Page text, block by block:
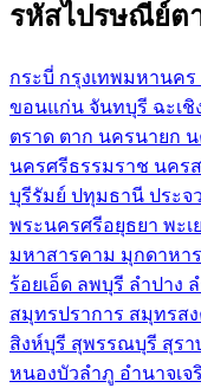
รหัสไปรษณีย์ต
กระบี่ กรุงเทพมหานคร
ขอนแก่น จันทบุรี ฉะเชิ
ตราด ตาก นครนายก
นครศรีธรรมราช นคร
บุรีรัมย์ ปทุมธานี ประจ
พระนครศรีอยุธยา พะเ
มหาสารคาม มุกดาหาร
ร้อยเอ็ด ลพบุรี ลำปาง
สมุทรปราการ สมุทรส
สิงห์บุรี สุพรรณบุรี สุร
หนองบัวลำภู อำนาจเจ